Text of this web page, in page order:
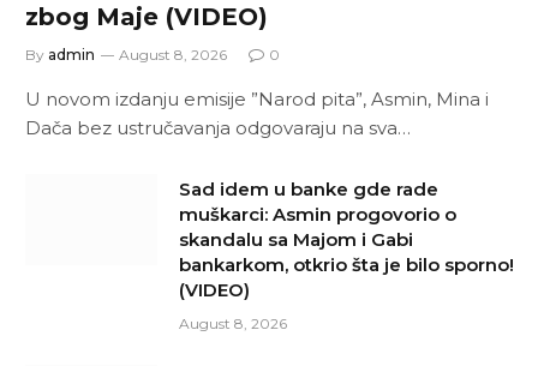
zbog Maje (VIDEO)
By admin August 8, 2026 0
U novom izdanju emisije ”Narod pita”, Asmin, Mina i
Dača bez ustručavanja odgovaraju na sva…
Sad idem u banke gde rade
muškarci: Asmin progovorio o
skandalu sa Majom i Gabi
bankarkom, otkrio šta je bilo sporno!
(VIDEO)
August 8, 2026